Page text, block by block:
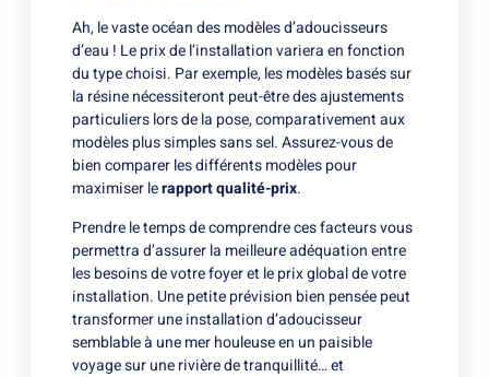
Ah, le vaste océan des modèles d’adoucisseurs
d’eau ! Le prix de l’installation variera en fonction
du type choisi. Par exemple, les modèles basés sur
la résine nécessiteront peut-être des ajustements
particuliers lors de la pose, comparativement aux
modèles plus simples sans sel. Assurez-vous de
bien comparer les différents modèles pour
maximiser lerapport qualité-prix.
Prendre le temps de comprendre ces facteurs vous
permettra d’assurer la meilleure adéquation entre
les besoins de votre foyer et le prix global de votre
installation. Une petite prévision bien pensée peut
transformer une installation d’adoucisseur
semblable à une mer houleuse en un paisible
voyage sur une rivière de tranquillité… et